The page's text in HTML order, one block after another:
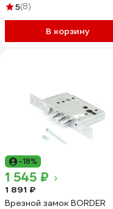
5(8)
В корзину
-18%
1 545 ₽
1 891 ₽
Врезной замок BORDER